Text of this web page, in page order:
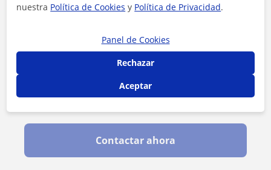
Contactar ahora
nuestra Política de Cookies y Política de Privacidad.
Panel de Cookies
Rechazar
Aceptar